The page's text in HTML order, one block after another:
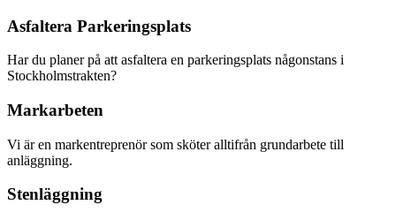
Asfaltera Parkeringsplats
Har du planer på att asfaltera en parkeringsplats någonstans i
Stockholmstrakten?
Markarbeten
Vi är en markentreprenör som sköter alltifrån grundarbete till
anläggning.
Stenläggning